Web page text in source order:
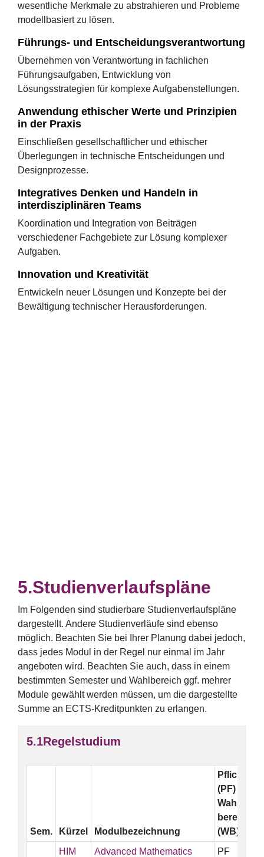
wesentliche Merkmale zu abstrahieren und Probleme
modellbasiert zu lösen.
Führungs- und Entscheidungsverantwortung
Übernehmen von Verantwortung in fachlichen
Führungsaufgaben, Entwicklung von
Lösungsstrategien für komplexe Aufgabenstellungen.
Anwendung ethischer Werte und Prinzipien
in der Praxis
Einschließen gesellschaftlicher und ethischer
Überlegungen in technische Entscheidungen und
Designprozesse.
Integratives Denken und Handeln in
interdisziplinären Teams
Koordination und Integration von Beiträgen
verschiedener Fachgebiete zur Lösung komplexer
Aufgaben.
Innovation und Kreativität
Entwickeln neuer Lösungen und Konzepte bei der
Bewältigung technischer Herausforderungen.
Studienverlaufspläne
Im Folgenden sind studierbare Studienverlaufspläne
dargestellt. Andere Studienverläufe sind ebenso
möglich. Beachten Sie bei Ihrer Planung dabei jedoch,
dass jedes Modul in der Regel nur einmal im Jahr
angeboten wird. Beachten Sie auch, dass in einem
bestimmten Semester und Wahlbereich ggf. mehrer
Module gewählt werden müssen, um die dargestellte
Summe an ECTS-Kreditpunkten zu erlangen.
Regelstudium
Sem. Kürzel Modulbezeichnung
Pflicht
(PF)
Wahl-
bereich
(WB)
HIM Advanced Mathematics PF